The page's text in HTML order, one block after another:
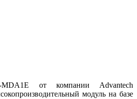
MDA1E от компании Advantech
модуль на базе